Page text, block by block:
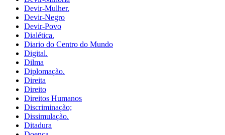
Devir-Mulher.
Devir-Negro
Devir-Povo
Dialética.
Diario do Centro do Mundo
Digital.
Dilma
Diplomação.
Direita
Direito
Direitos Humanos
Discriminação;
Dissimulação.
Ditadura